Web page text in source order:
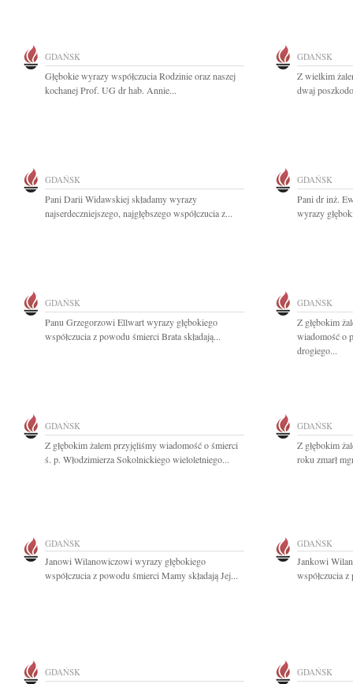
GDAŃSK
Głębokie wyrazy współczucia Rodzinie oraz naszej
kochanej Prof. UG dr hab. Annie...
GDAŃSK
Z wielkim
dwaj
GDAŃSK
Pani Darii Widawskiej składamy wyrazy
najserdeczniejszego, najgłębszego współczucia z...
GDAŃSK
Pani dr inż.
wyrazy
GDAŃSK
Panu Grzegorzowi Ellwart wyrazy głębokiego
współczucia z powodu śmierci Brata składają...
GDAŃSK
Z głębokim
wiadomość o
drogiego...
GDAŃSK
Z głębokim żalem przyjęliśmy wiadomość o śmierci
ś. p. Włodzimierza Sokolnickiego wieloletniego...
GDAŃSK
Z głębokim
roku zmarł
GDAŃSK
Janowi Wilanowiczowi wyrazy głębokiego
współczucia z powodu śmierci Mamy składają Jej...
GDAŃSK
Jankowi
współczucia
GDAŃSK GDAŃSK